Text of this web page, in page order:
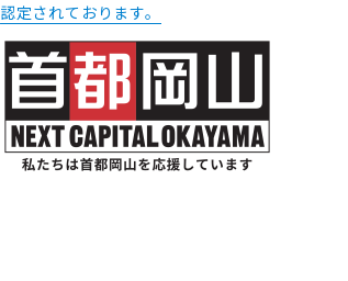
認定されております。